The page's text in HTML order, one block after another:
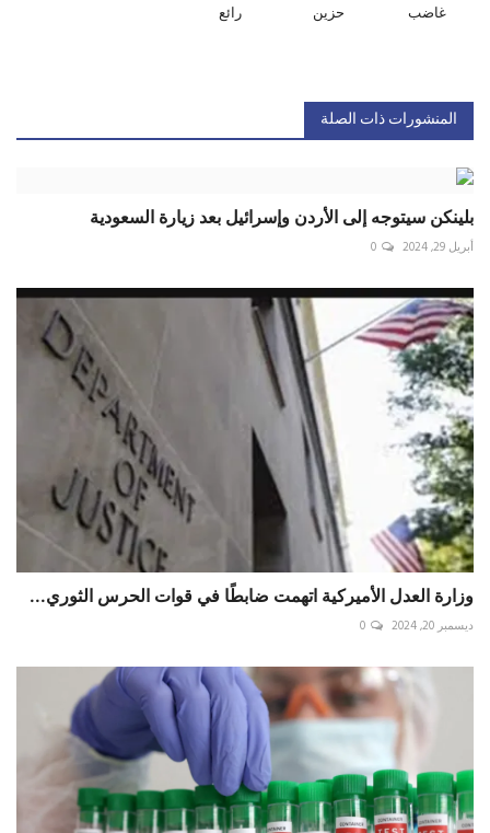
غاضب حزين رائع
المنشورات ذات الصلة
بلينكن سيتوجه إلى الأردن وإسرائيل بعد زيارة السعودية
أبريل 29, 2024 0
وزارة العدل الأميركية اتهمت ضابطًا في قوات الحرس الثوري...
ديسمبر 20, 2024 0